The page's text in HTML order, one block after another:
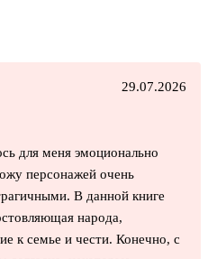
29.07.2026
для меня эмоционально
персонажей очень
В данной книге
народа,
к семье и чести. Конечно, с